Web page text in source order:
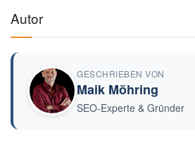
Autor
GESCHRIEBEN VON
Maik Möhring
SEO-Experte & Gründer